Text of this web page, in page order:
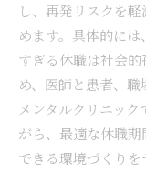
し、再発リスクを
めます。具体的に
すぎる休職は社会
め、医師と患者、職
メンタルクリニッ
がら、最適な休職
できる環境づくりを